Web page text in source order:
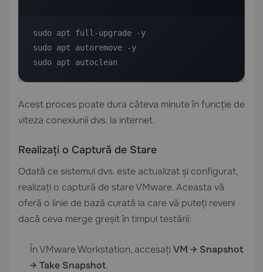
sudo apt full-upgrade -y
sudo apt autoremove -y
sudo apt autoclean
Acest proces poate dura câteva minute în funcție de
viteza conexiunii dvs. la internet.
Realizați o Captură de Stare
Odată ce sistemul dvs. este actualizat și configurat,
realizați o captură de stare VMware. Aceasta vă
oferă o linie de bază curată la care vă puteți reveni
dacă ceva merge greșit în timpul testării:
În VMware Workstation, accesațiVM → Snapshot
→ Take Snapshot.